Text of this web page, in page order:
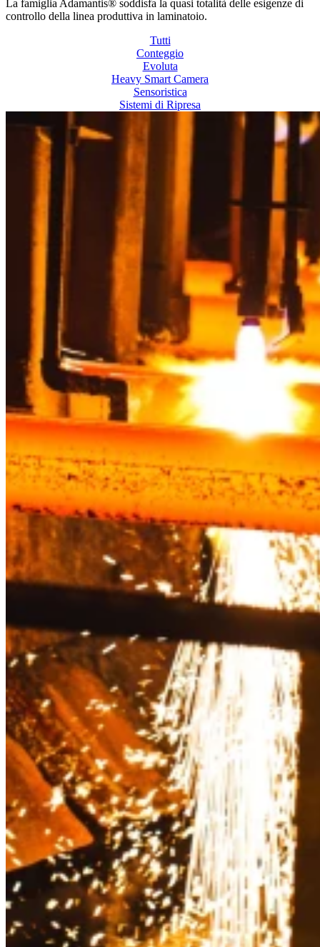
La famiglia Adamantis® soddisfa la quasi totalità delle esigenze di
controllo della linea produttiva in laminatoio.
Tutti
Conteggio
Evoluta
Heavy Smart Camera
Sensoristica
Sistemi di Ripresa